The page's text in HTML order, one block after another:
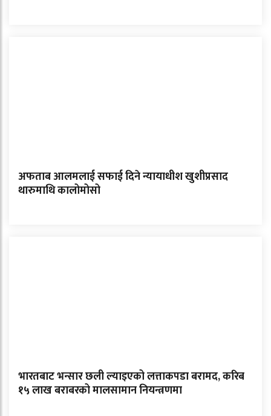
अफताब आलमलाई सफाई दिने न्यायाधीश खुशीप्रसाद
थारुमाथि कालोमोसो
भारतबाट भन्सार छली ल्याइएको लत्ताकपडा बरामद, करिब
१५ लाख बराबरको मालसामान नियन्त्रणमा